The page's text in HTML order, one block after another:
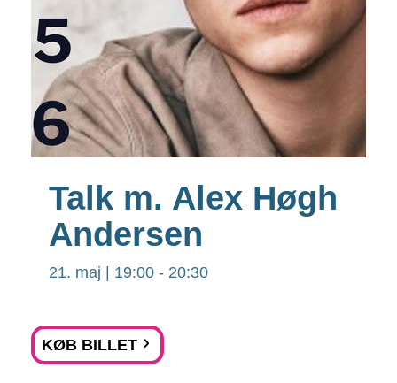
Talk m. Alex Høgh
Andersen
21. maj | 19:00 - 20:30
KØB BILLET